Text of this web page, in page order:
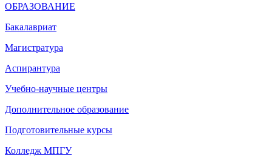
ОБРАЗОВАНИЕ
Бакалавриат
Магистратура
Аспирантура
Учебно-научные центры
Дополнительное образование
Подготовительные курсы
Колледж МПГУ